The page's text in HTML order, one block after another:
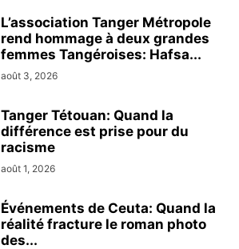
L’association Tanger Métropole
rend hommage à deux grandes
femmes Tangéroises: Hafsa...
août 3, 2026
Tanger Tétouan: Quand la
différence est prise pour du
racisme
août 1, 2026
Événements de Ceuta: Quand la
réalité fracture le roman photo
des...